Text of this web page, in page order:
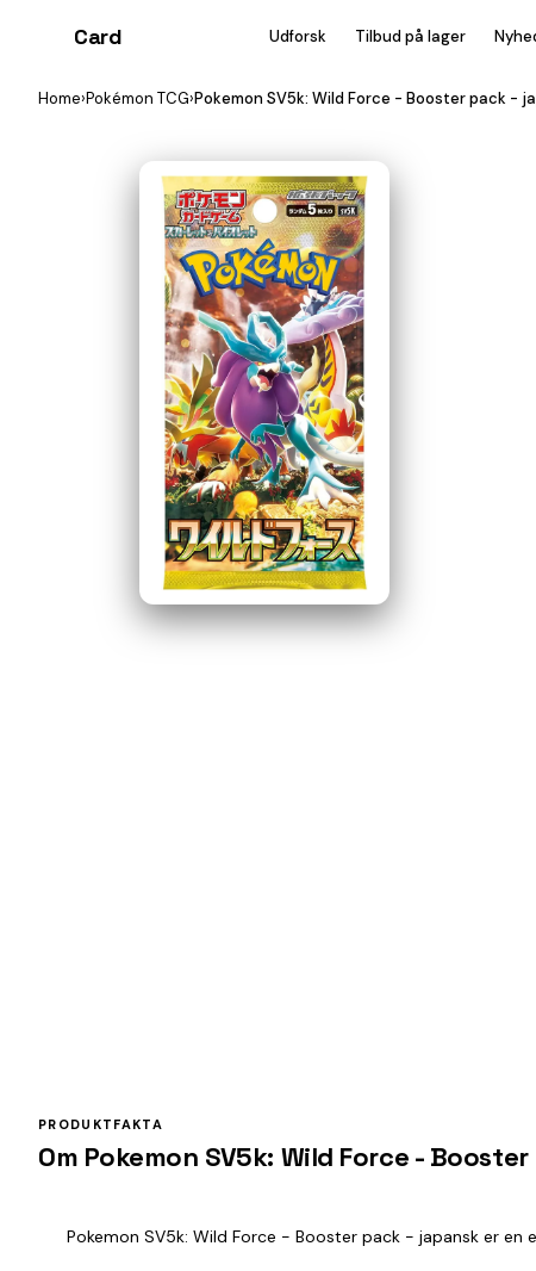
Card Udforsk Tilbud på lager
Home›Pokémon TCG›Pokemon SV5k: Wild Force - Booster pack -
PRODUKTFAKTA
Om Pokemon SV5k: Wild Force -
Pokemon SV5k: Wild Force - Booster pack - japansk er